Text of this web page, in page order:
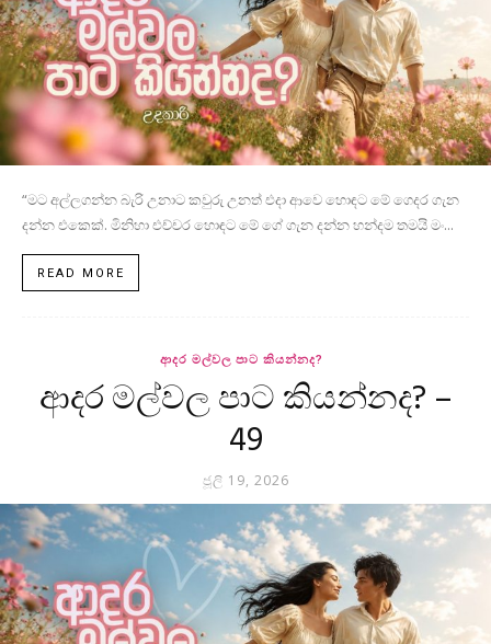
“මට අල්ලගන්න බැරි උනාට කවුරු උනත් එදා ආවෙ හොඳට මේ ගෙදර ගැන
දන්න එකෙක්. මිනිහා එච්චර හොඳට මේ ගේ ගැන දන්න හන්දම තමයි මං...
READ MORE
ආදර මල්වල පාට කියන්නද?
ආදර මල්වල පාට කියන්නද? –
49
ජූලි 19, 2026